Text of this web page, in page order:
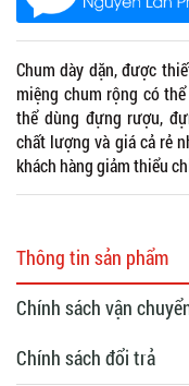
Chum dày dặn, được
miệng chum rộng có
thể dùng đựng rượu,
chất lượng và giá cả rẻ
khách hàng giảm thiểu
Thông tin sản phẩm
Chính sách vận
Chính sách đổi trả